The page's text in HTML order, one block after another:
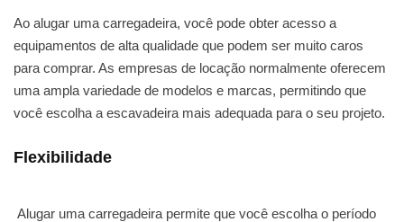
Ao alugar uma carregadeira, você pode obter acesso a
equipamentos de alta qualidade que podem ser muito caros
para comprar. As empresas de locação normalmente oferecem
uma ampla variedade de modelos e marcas, permitindo que
você escolha a escavadeira mais adequada para o seu projeto.
Flexibilidade
Alugar uma carregadeira permite que você escolha o período